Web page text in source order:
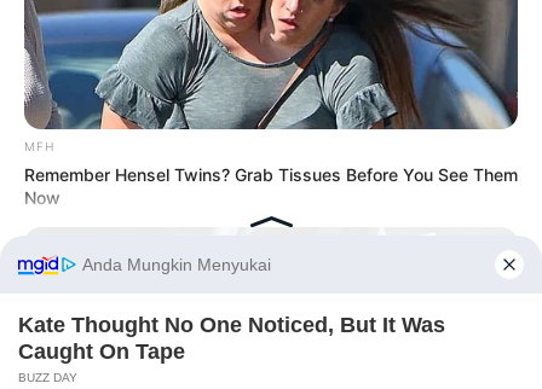
MFH
Remember Hensel Twins? Grab Tissues Before You See Them
Now
Before You Go